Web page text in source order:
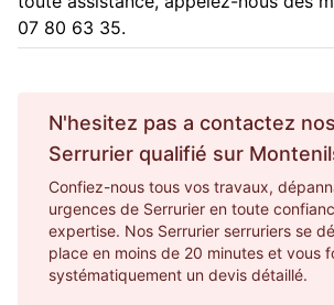
07 80 63 35.
N'hesitez pas a contactez
Serrurier qualifié sur
Confiez-nous tous vos travaux,
urgences de Serrurier en toute
expertise. Nos Serrurier serruriers se
place en moins de 20 minutes et vous
systématiquement un devis détaillé.